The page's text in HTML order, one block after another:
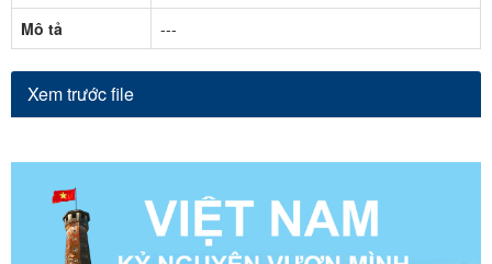
Mô tả
---
Xem trước file